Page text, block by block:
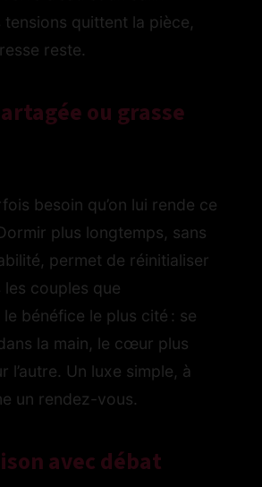
tensions quittent la pièce,
reste.
ou grasse
besoin qu’on lui rende ce
plus longtemps, sans
permet de réinitialiser
les couples que
le bénéfice le plus cité : se
la main, le cœur plus
l’autre. Un luxe simple, à
un rendez-vous.
avec débat